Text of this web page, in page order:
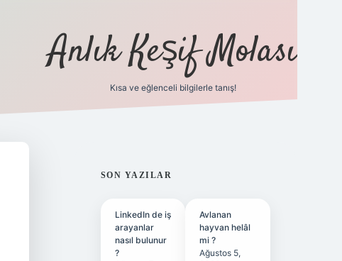
Anlık Keşif Molası
Kısa ve eğlenceli bilgilerle tanış!
SIDEBAR
SON YAZILAR
LinkedIn de iş
arayanlar
nasıl bulunur
?
Avlanan
hayvan helâl
mi ?
Ağustos 5,